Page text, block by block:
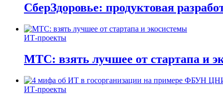
СберЗдоровье: продуктовая
ИТ-проекты
МТС: взять лучшее от стартапа и
ИТ-проекты